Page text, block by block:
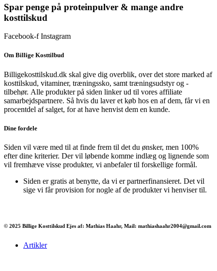
pris
var:
30 kr..
pris
er:
Spar penge på proteinpulver & mange andre
kosttilskud
Facebook-f Instagram
Om Billige Kosttilbud
Billigekosttilskud.dk skal give dig overblik, over det store marked af
kosttilskud, vitaminer, træningssko, samt træningsudstyr og -
tilbehør. Alle produkter på siden linker ud til vores affiliate
samarbejdspartnere. Så hvis du laver et køb hos en af dem, får vi en
procentdel af salget, for at have henvist dem en kunde.
Dine fordele
Siden vil være med til at finde frem til det du ønsker, men 100%
efter dine kriterier. Der vil løbende komme indlæg og lignende som
vil fremhæve visse produkter, vi anbefaler til forskellige formål.
Siden er gratis at benytte, da vi er partnerfinansieret. Det vil
sige vi får provision for nogle af de produkter vi henviser til.
© 2025 Billige Kosttilskud Ejes af: Mathias Haahr, Mail: mathiashaahr2004@gmail.com
Artikler